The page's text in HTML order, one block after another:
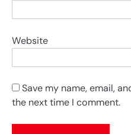
Website
Save my name, email,
the next time I comment.